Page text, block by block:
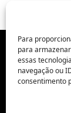
Para
para
essas
navegação ou
consentimento